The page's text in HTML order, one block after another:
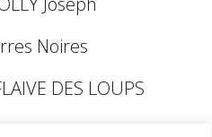
Noires
DES LOUPS